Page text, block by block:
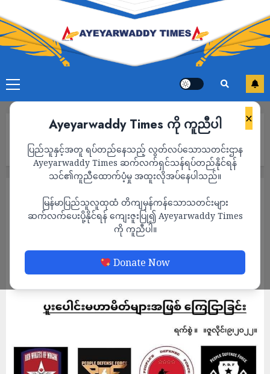
×
Ayeyarwaddy Times ကို ကူညီပါ
ပြည်သူနှင့်အတူ ရပ်တည်နေသည့် လွတ်လပ်သောသတင်းဌာန
Ayeyarwaddy Times ဆက်လက်ရှင်သန်ရပ်တည်နိုင်ရန်
သင်၏ကူညီထောက်ပံ့မှု အထူးလိုအပ်နေပါသည်။
မြန်မာပြည်သူလူထုထံ တိကျမှန်ကန်သောသတင်းများ
ဆက်လက်ပေးပို့နိုင်ရန် ကျေးဇူးပြု၍ Ayeyarwaddy Times
ကို ကူညီပါ။
Donate Now
မဟာမိတ်အဖြစ် ပူးပေါင်းလိုက်ကြောင်းကြေညာ
မန္တ​လေးတိုင်း ပြင်ဦးလွင်ခရိုင်အတွင်းရှ်ိ
တော်လှန်ရေးတပ်ဖွဲ့ ၄ ဖွဲ့ မှ မဟာမိတ်အဖြစ်
ပူးပေါင်းလိုက်ကြောင်းကြေညာ
ADMIN JULY 9, 2022